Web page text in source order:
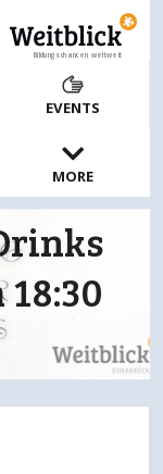
Bildungschancen weltweit
EVENTS
MORE